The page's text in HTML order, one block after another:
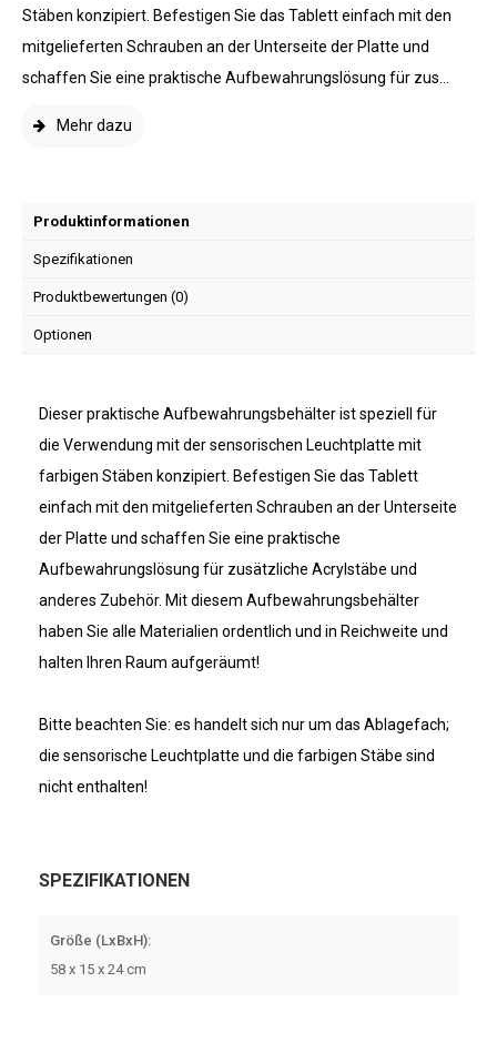
Stäben konzipiert. Befestigen Sie das Tablett einfach mit den
mitgelieferten Schrauben an der Unterseite der Platte und
schaffen Sie eine praktische Aufbewahrungslösung für zus...
Mehr dazu
Produktinformationen
Spezifikationen
Produktbewertungen (0)
Optionen
Dieser praktische Aufbewahrungsbehälter ist speziell für
die Verwendung mit der sensorischen Leuchtplatte mit
farbigen Stäben konzipiert. Befestigen Sie das Tablett
einfach mit den mitgelieferten Schrauben an der Unterseite
der Platte und schaffen Sie eine praktische
Aufbewahrungslösung für zusätzliche Acrylstäbe und
anderes Zubehör. Mit diesem Aufbewahrungsbehälter
haben Sie alle Materialien ordentlich und in Reichweite und
halten Ihren Raum aufgeräumt!
Bitte beachten Sie: es handelt sich nur um das Ablagefach;
die sensorische Leuchtplatte und die farbigen Stäbe sind
nicht enthalten!
SPEZIFIKATIONEN
Größe (LxBxH):
58 x 15 x 24 cm